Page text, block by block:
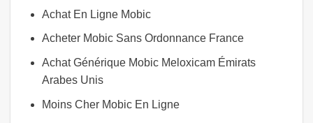
Achat En Ligne Mobic
Acheter Mobic Sans Ordonnance France
Achat Générique Mobic Meloxicam Émirats
Arabes Unis
Moins Cher Mobic En Ligne